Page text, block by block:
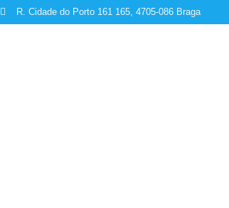
R. Cidade do Porto 161 165, 4705-086 Braga